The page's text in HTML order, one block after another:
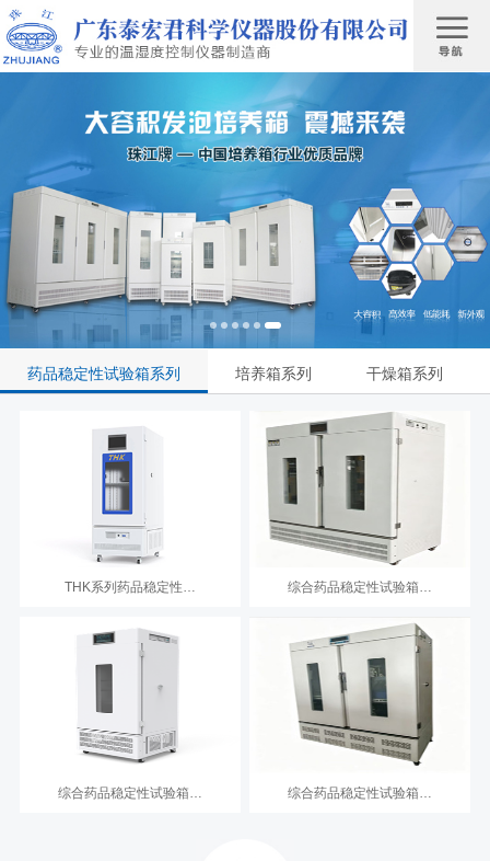
药品稳定性试验箱系列 培养箱系列 干燥箱系列
THK系列药品稳定性… 综合药品稳定性试验箱…
综合药品稳定性试验箱… 综合药品稳定性试验箱…